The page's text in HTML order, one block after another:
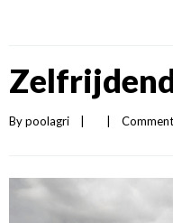
By poolagri